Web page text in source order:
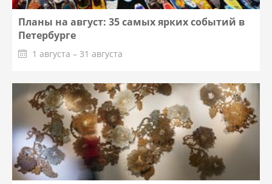
Планы на август: 35 самых ярких событий в
Петербурге
1 августа – 31 августа